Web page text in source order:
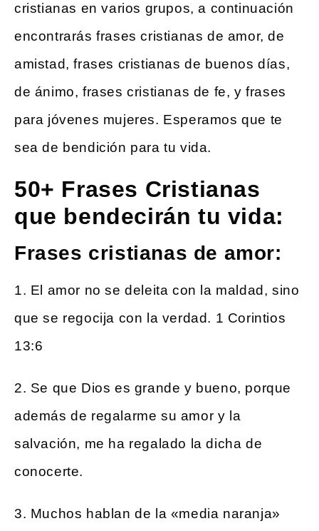
cristianas en varios grupos, a continuación
encontrarás frases cristianas de amor, de
amistad, frases cristianas de buenos días,
de ánimo, frases cristianas de fe, y frases
para jóvenes mujeres. Esperamos que te
sea de bendición para tu vida.
50+ Frases Cristianas
que bendecirán tu vida:
Frases cristianas de amor:
1. El amor no se deleita con la maldad, sino
que se regocija con la verdad. 1 Corintios
13:6
2. Se que Dios es grande y bueno, porque
además de regalarme su amor y la
salvación, me ha regalado la dicha de
conocerte.
3. Muchos hablan de la «media naranja»